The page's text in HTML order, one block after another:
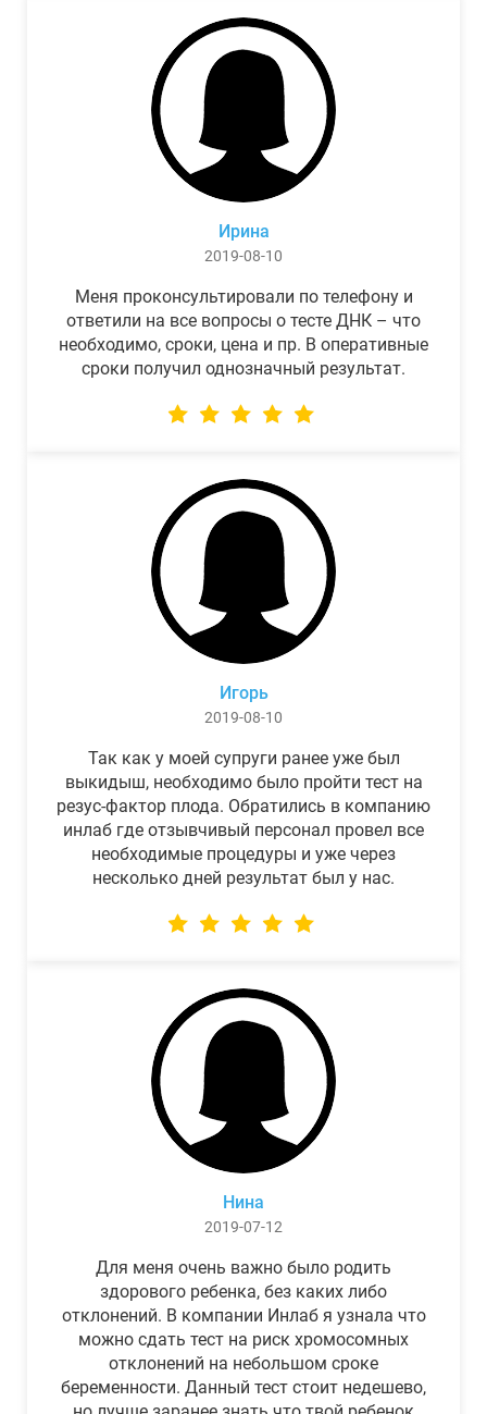
Ирина
2019-08-10
Меня проконсультировали по телефону и
ответили на все вопросы о тесте ДНК – что
необходимо, сроки, цена и пр. В оперативные
сроки получил однозначный результат.
Игорь
2019-08-10
Так как у моей супруги ранее уже был
выкидыш, необходимо было пройти тест на
резус-фактор плода. Обратились в компанию
инлаб где отзывчивый персонал провел все
необходимые процедуры и уже через
несколько дней результат был у нас.
Нина
2019-07-12
Для меня очень важно было родить
здорового ребенка, без каких либо
отклонений. В компании Инлаб я узнала что
можно сдать тест на риск хромосомных
отклонений на небольшом сроке
беременности. Данный тест стоит недешево,